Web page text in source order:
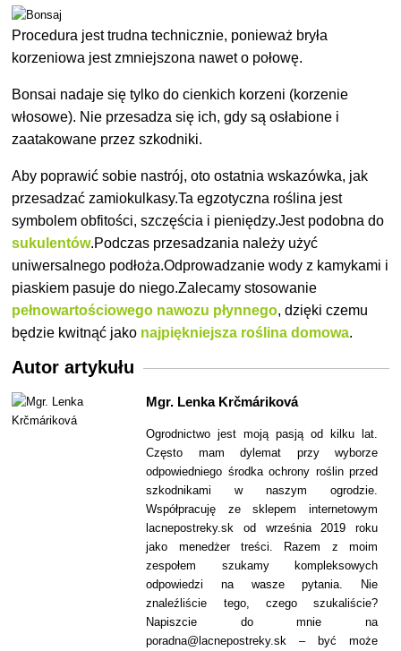
Procedura jest trudna technicznie, ponieważ bryła
korzeniowa jest zmniejszona nawet o połowę.
Bonsai nadaje się tylko do cienkich korzeni (korzenie
włosowe). Nie przesadza się ich, gdy są osłabione i
zaatakowane przez szkodniki.
Aby poprawić sobie nastrój, oto ostatniawskazówka, jak
przesadzać zamiokulkasy.Ta egzotyczna roślina jest
symbolem obfitości, szczęścia i pieniędzy.Jest podobna do
sukulentów.Podczas przesadzania należy użyć
uniwersalnego podłoża.Odprowadzanie wody z kamykami i
piaskiem pasuje do niego.Zalecamy stosowanie
pełnowartościowego nawozu płynnego, dzięki czemu
będzie kwitnąć jako najpiękniejsza roślina domowa.
Autor artykułu
Mgr. Lenka Krčmáriková
Ogrodnictwo jest moją pasją od kilku lat.
Często mam dylemat przy wyborze
odpowiedniego środka ochrony roślin przed
szkodnikami w naszym ogrodzie.
Współpracuję ze sklepem internetowym
lacnepostreky.sk od września 2019 roku
jako menedżer treści. Razem z moim
zespołem szukamy kompleksowych
odpowiedzi na wasze pytania. Nie
znaleźliście tego, czego szukaliście?
Napiszcie do mnie na
poradna@lacnepostreky.sk – być może